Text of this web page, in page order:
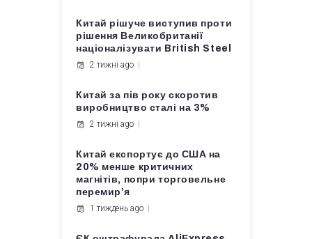
Китай рішуче виступив проти
рішення Великобританії
націоналізувати British Steel
2 тижні ago
Китай за пів року скоротив
виробництво сталі на 3%
2 тижні ago
Китай експортує до США на
20% менше критичних
магнітів, попри торговельне
перемир’я
1 тиждень ago